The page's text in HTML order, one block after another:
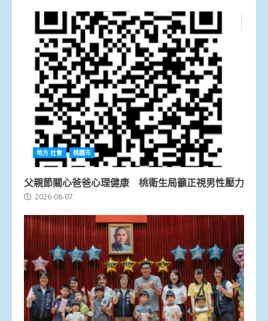
地方.社會 桃園市
父親節關心爸爸心理健康 桃衛生局籲正視男性壓力
2026-08-07